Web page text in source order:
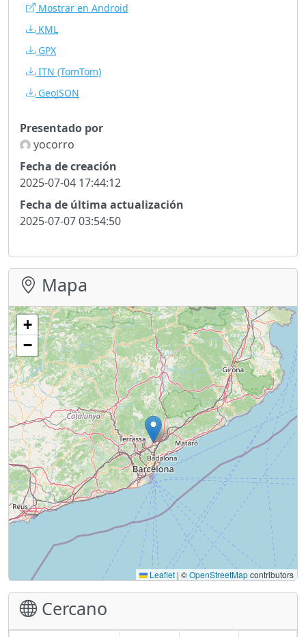
Mostrar en Android
KML
GPX
ITN (TomTom)
GeoJSON
Presentado por
yocorro
Fecha de creación
2025-07-04 17:44:12
Fecha de última actualización
2025-07-07 03:54:50
Mapa
+
−
Leaflet | ©OpenStreetMapcontributors
Cercano